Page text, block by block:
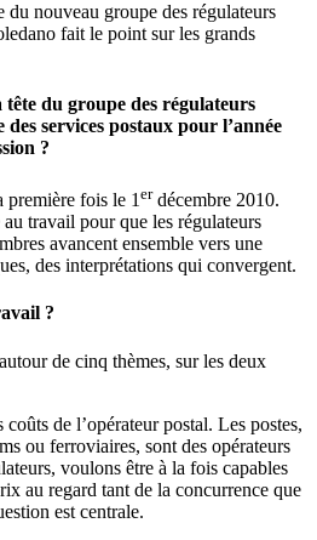
du nouveau groupe des régulateurs
fait le point sur les grands
tête du groupe des régulateurs
services postaux pour l’année
?
première fois le 1 erdécembre 2010.
travail pour que les régulateurs
avancent ensemble vers une
des interprétations qui convergent.
?
de cinq thèmes, sur les deux
de l’opérateur postal. Les postes,
ou ferroviaires, sont des opérateurs
voulons être à la fois capables
au regard tant de la concurrence que
est centrale.